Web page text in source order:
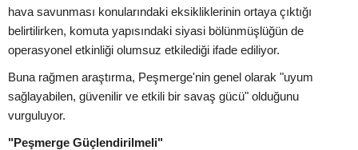
hava savunması konularındaki eksikliklerinin ortaya çıktığı
belirtilirken, komuta yapısındaki siyasi bölünmüşlüğün de
operasyonel etkinliği olumsuz etkilediği ifade ediliyor.
Buna rağmen araştırma, Peşmerge'nin genel olarak "uyum
sağlayabilen, güvenilir ve etkili bir savaş gücü" olduğunu
vurguluyor.
"Peşmerge Güçlendirilmeli"